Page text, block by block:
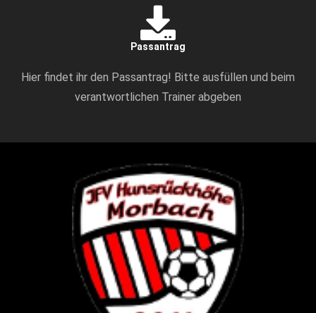
Passantrag
Hier findet ihr den Passantrag! Bitte ausfüllen und beim
verantwortlichen Trainer abgeben